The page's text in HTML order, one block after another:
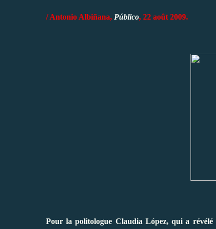
/ Antonio Albiñana, Público, 22 août 2009.
Pour la politologue Claudia López, qui a